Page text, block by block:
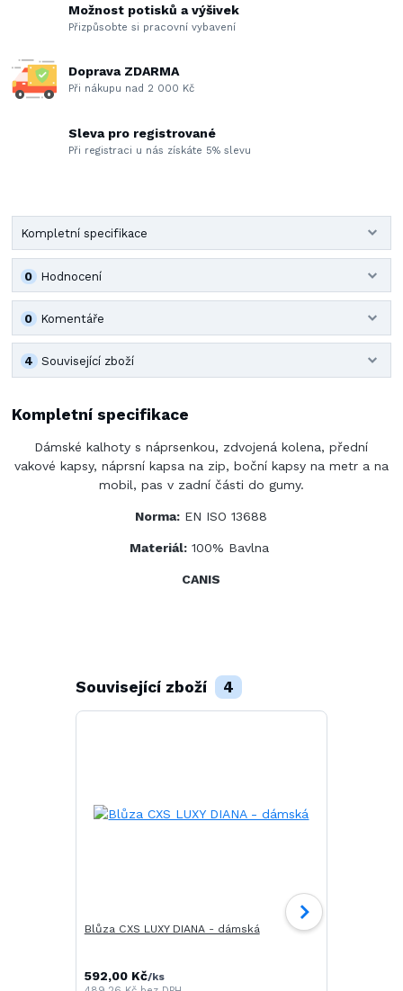
Možnost potisků a výšivek
Přizpůsobte si pracovní vybavení
Doprava ZDARMA
Při nákupu nad 2 000 Kč
Sleva pro registrované
Při registraci u nás získáte 5% slevu
Kompletní specifikace
Hodnocení
0
Komentáře
0
Související zboží
4
Kompletní specifikace
Dámské kalhoty s náprsenkou, zdvojená kolena, přední
vakové kapsy, náprsní kapsa na zip, boční kapsy na metr a na
mobil, pas v zadní části do gumy.
Norma: EN ISO 13688
Materiál:100% Bavlna
CANIS
Související zboží 4
Blůza CXS LUXY DIANA - dámská
592,00 Kč/ks